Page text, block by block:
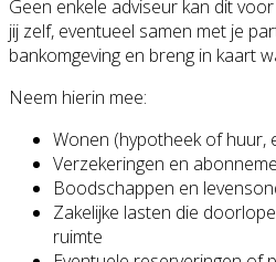
Geen enkele adviseur kan dit
jij zelf, eventueel samen met je
bankomgeving en breng in kaart
Neem hierin mee:
Wonen (hypotheek of huur,
Verzekeringen en
Boodschappen en
Zakelijke lasten die
ruimte